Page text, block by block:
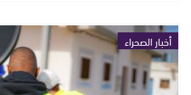
أخبار الصحراء